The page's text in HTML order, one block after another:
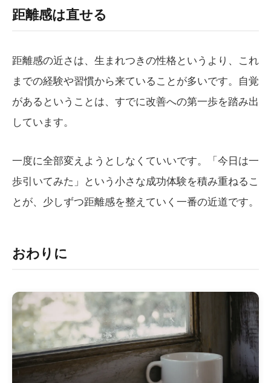
距離感は直せる
距離感の近さは、生まれつきの性格というより、これ
までの経験や習慣から来ていることが多いです。自覚
があるということは、すでに改善への第一歩を踏み出
しています。
一度に全部変えようとしなくていいです。「今日は一
歩引いてみた」という小さな成功体験を積み重ねるこ
とが、少しずつ距離感を整えていく一番の近道です。
おわりに